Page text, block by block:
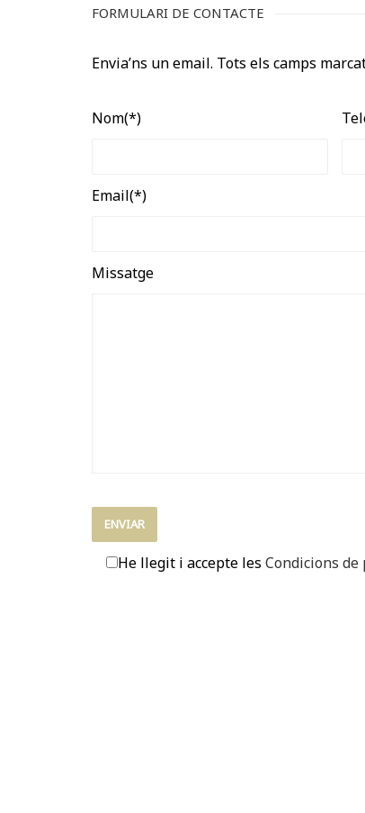
FORMULARI DE CONTACTE
Envia’ns un email. Tots els camps
Nom(*)
Email(*)
Missatge
He llegit i accepte les Condicions